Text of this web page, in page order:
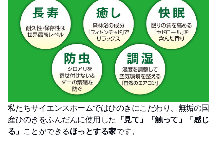
私たちサイエンスホームではひのきにこだわり、無垢の国
産ひのきをふんだんに使用した 「見て」「触って」「感じ
る」 ことができるほっとする家です。